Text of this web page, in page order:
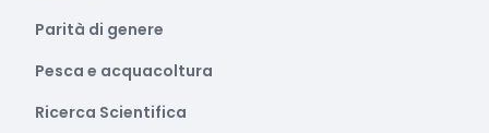
Parità di genere
Pesca e acquacoltura
Ricerca Scientifica